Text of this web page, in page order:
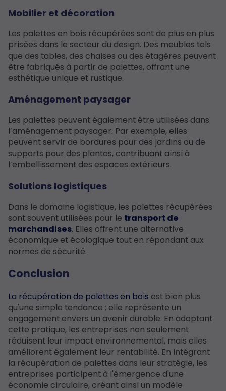
Mobilier et décoration
Les palettes en bois récupérées sont de plus en plus
prisées dans le secteur du design. Des meubles tels
que des tables, des chaises ou des étagères peuvent
être fabriqués à partir de palettes, offrant une
esthétique unique et rustique.
Aménagement paysager
Les palettes peuvent également être utilisées dans
l’aménagement paysager. Par exemple, elles
peuvent servir de bordures pour des jardins ou de
supports pour des plantes, contribuant ainsi à
l’embellissement des espaces extérieurs.
Solutions logistiques
Dans le domaine logistique, les palettes récupérées
sont souvent utilisées pour le transport de
marchandises. Elles offrent une alternative
économique et écologique tout en répondant aux
normes de sécurité.
Conclusion
La récupération de palettes en bois est bien plus
qu'une simple tendance ; elle représente un
engagement envers un avenir durable. En adoptant
cette pratique, les entreprises non seulement
réduisent leur impact environnemental, mais elles
améliorent également leur rentabilité. En intégrant
la récupération de palettes dans leur stratégie, les
entreprises participent à l'émergence d'une
économie circulaire, créant ainsi un modèle